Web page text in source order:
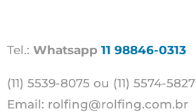
Tel.: Whatsapp 11 98846-0313
(11) 5539-8075 ou (11) 5574-5827
Email: rolfing@rolfing.com.br